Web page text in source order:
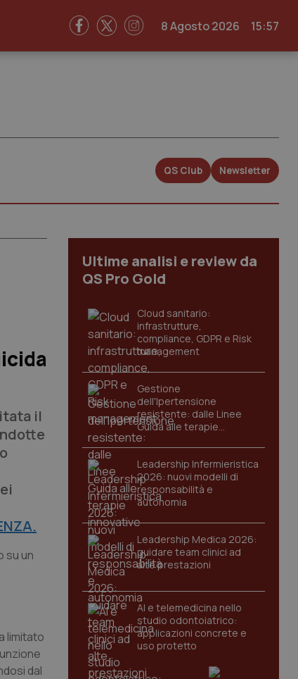
8 Agosto 2026 15:57
QS Club Newsletter
il
su un
limitato
dal
Ultime analisi e review da
QS Pro Gold
Cloud sanitario:
infrastrutture,
compliance, GDPR e Risk
management
Gestione
dell'Ipertensione
resistente: dalle Linee
Guida alle terapie
innovative
Leadership Infermieristica
2026: nuovi modelli di
responsabilità e
autonomia
Leadership Medica 2026:
guidare team clinici ad
alte prestazioni
AI e telemedicina nello
studio odontoiatrico:
applicazioni concrete e
uso protetto